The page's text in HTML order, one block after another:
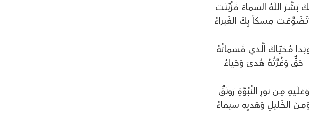
بَـشَّـرَ الـلَهُ السَماءَ فَزُيِّنَت
مِـسكاً بِكَ الغَبراءُ
مُـحَـيّـاكَ الَّـذي قَسَماتُهُ
حَـقٌّ وَغُـرَّتُـهُ هُـدىً وَحَـيـاءُ
وَعَـلَـيـهِ مِـن نورِ النُبُوَّةِ رَونَقٌ
الـخَـلـيلِ وَهَديِهِ سيماءُ